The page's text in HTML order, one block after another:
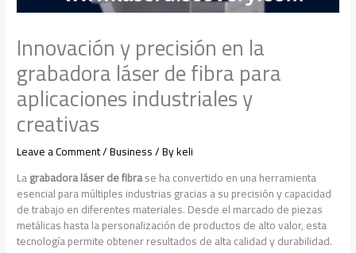
Innovación y precisión en la
grabadora láser de fibra para
aplicaciones industriales y
creativas
Leave a Comment/Business/ Bykeli
Lagrabadora láser de fibrase ha convertido en una herramienta
esencial para múltiples industrias gracias a su precisión y capacidad
de trabajo en diferentes materiales. Desde el marcado de piezas
metálicas hasta la personalización de productos de alto valor, esta
tecnología permite obtener resultados de alta calidad y durabilidad.